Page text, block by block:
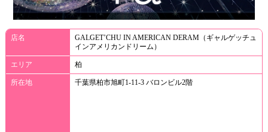
店名
GALGET’CHU IN AMERICAN DERAM（ギャルゲッチュ
インアメリカンドリーム）
エリア 柏
所在地 千葉県柏市旭町1-11-3 バロンビル2階